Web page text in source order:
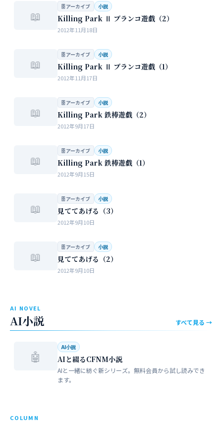
📖
🗄 アーカイブ 小説
Killing Park Ⅱ ブランコ遊戯（2）
2012年11月18日
📖
🗄 アーカイブ 小説
Killing Park Ⅱ ブランコ遊戯（1）
2012年11月17日
📖
🗄 アーカイブ 小説
Killing Park 鉄棒遊戯（2）
2012年9月17日
📖
🗄 アーカイブ 小説
Killing Park 鉄棒遊戯（1）
2012年9月15日
📖
🗄 アーカイブ 小説
見ててあげる（3）
2012年9月10日
📖
🗄 アーカイブ 小説
見ててあげる（2）
2012年9月10日
AI NOVEL
AI小説 すべて見る →
🤖
AI小説
AIと綴るCFNM小説
AIと一緒に紡ぐ新シリーズ。無料会員から試し読みでき
ます。
COLUMN